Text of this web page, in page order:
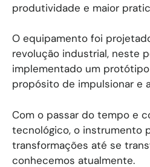
produtividade e maior
O equipamento foi
revolução industrial, neste
implementado um
propósito de impulsionar e
Com o passar do tempo e
tecnológico, o instrumento
transformações até se
conhecemos atualmente.